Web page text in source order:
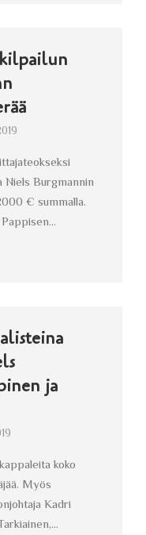
Niels Burgmannin
€ summalla.
ja
koko
Myös
Kadri